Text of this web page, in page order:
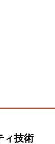
ィ技術